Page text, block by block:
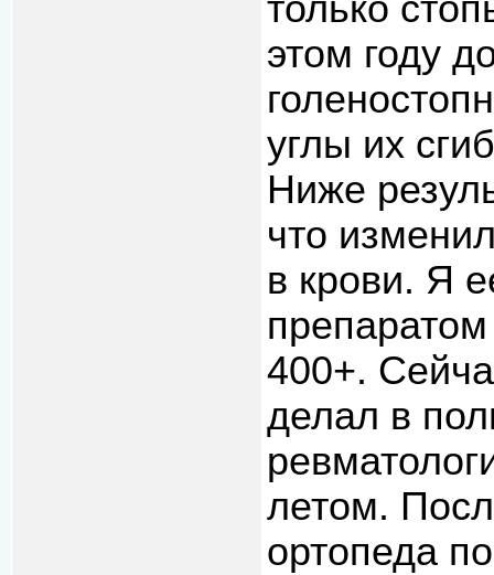
только
этом году
углы их
Ниже
что
в крови. Я
400+.
делал в
летом.
ортопеда